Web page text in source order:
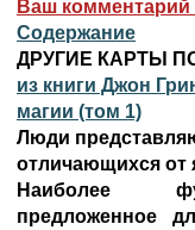
Ваш комментарий
Содержание
ДРУГИЕ КАРТЫ
из книги Джон
магии (том 1)
Люди
отличающихся от
Наиболее
предложенное